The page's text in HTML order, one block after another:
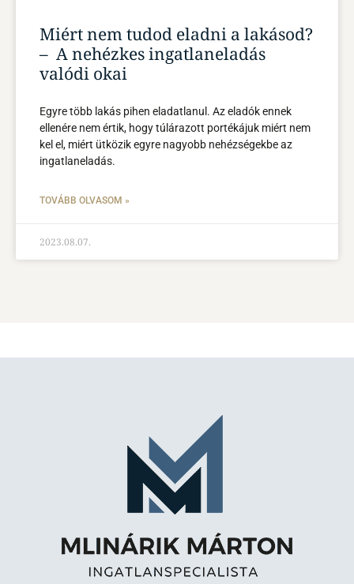
Miért nem tudod eladni a lakásod?
– A nehézkes ingatlaneladás
valódi okai
Egyre több lakás pihen eladatlanul. Az eladók ennek
ellenére nem értik, hogy túlárazott portékájuk miért nem
kel el, miért ütközik egyre nagyobb nehézségekbe az
ingatlaneladás.
TOVÁBB OLVASOM »
2023.08.07.